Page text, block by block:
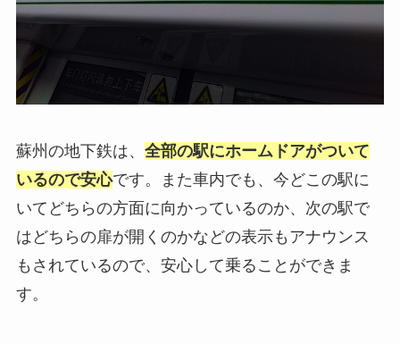
蘇州の地下鉄は、 全部の駅にホームドアがついて
いるので安心です。また車内でも、今どこの駅に
いてどちらの方面に向かっているのか、次の駅で
はどちらの扉が開くのかなどの表示もアナウンス
もされているので、安心して乗ることができま
す。